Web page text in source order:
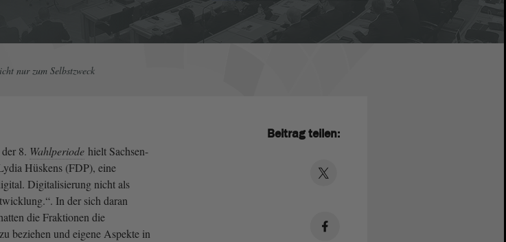
nur zum Selbstzweck
8. Wahlperiode hielt Sachsen-
Hüskens (FDP), eine
Digitalisierung nicht als
In der sich daran
die Fraktionen die
beziehen und eigene Aspekte in
Beitrag teilen: